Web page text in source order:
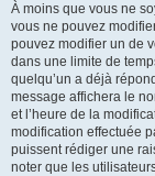
À moins que vous ne
vous ne pouvez
pouvez modifier un de
dans une limite de
quelqu’un a déjà
message affichera le
et l’heure de la
modification effectuée
puissent rédiger une
noter que les